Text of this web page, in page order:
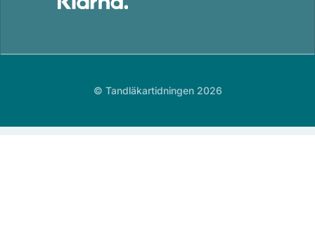
© Tandläkartidningen 2026